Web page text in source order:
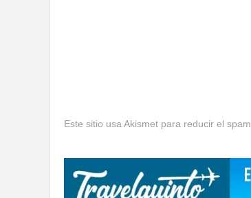
Este sitio usa Akismet para reducir el spam.